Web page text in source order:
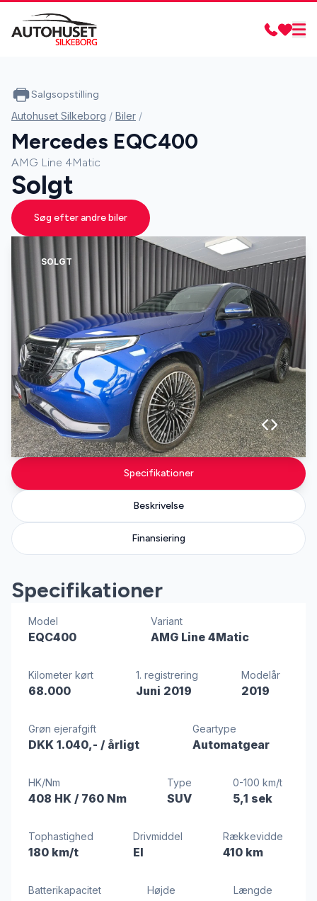
SOLGT
Specifikationer
Beskrivelse
Finansiering
Specifikationer
Model
EQC400
Variant
AMG Line 4Matic
Kilometer kørt
68.000
1. registrering
Juni 2019
Modelår
2019
Grøn ejerafgift
DKK 1.040,- / årligt
Geartype
Automatgear
HK/Nm
408 HK / 760 Nm
Type
SUV
0-100 km/t
5,1 sek
Tophastighed
180 km/t
Drivmiddel
El
Rækkevidde
410 km
Batterikapacitet Højde Længde
Salgsopstilling
Autohuset Silkeborg / Biler /
Mercedes EQC400
AMG Line 4Matic
Solgt
Søg efter andre biler